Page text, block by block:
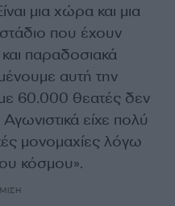
μια χώρα και μια
που έχουν
παραδοσιακά
αυτή την
60.000 θεατές δεν
Αγωνιστικά είχε πολύ
μονομαχίες λόγω
κόσμου».